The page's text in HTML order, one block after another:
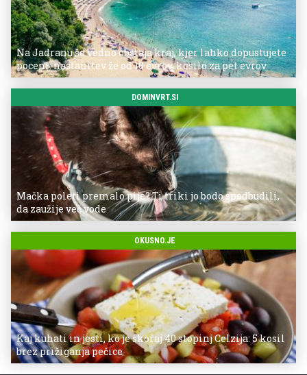
Na Jadranu še vedno obstaja kraj, kjer lahko dopustujete
poceni: nastanitev že od 10 evrov, kosilo za pet evrov
DOMINVRT.SI
Mačka poleti premalo pije? Ti triki jo bodo spodbudili,
da zaužije več vode
OKUSNO.JE
Kaj kuhati in jesti, ko je skoraj 40 stopinj Celzija: 5 kosil
brez prižiganja pečice